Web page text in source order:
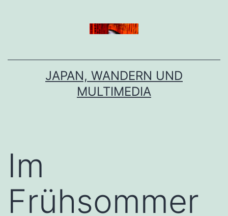
JAPAN, WANDERN UND
MULTIMEDIA
Im
Frühsommer